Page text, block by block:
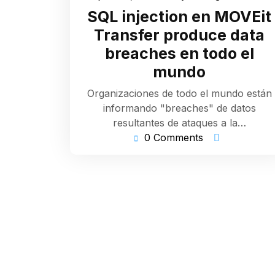
9,
2023
SQL injection en MOVEit
Transfer produce data
breaches en todo el
mundo
Organizaciones de todo el mundo están
informando "breaches" de datos
resultantes de ataques a la…
0 Comments